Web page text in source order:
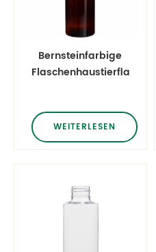
Bernsteinfarbige
Flaschenhaustierflasche
WEITERLESEN